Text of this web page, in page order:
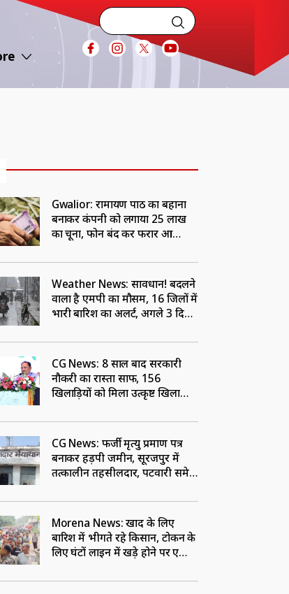
Gwalior: रामायण पाठ का बहाना
बनाकर कंपनी को लगाया 25 लाख
का चूना, फोन बंद कर फरार हुआ
Weather News: सावधान! बदलने
वाला है एमपी का मौसम, 16 जिलों में
भारी बारिश का अलर्ट, अगले 3 दिन
CG News: 8 साल बाद सरकारी
नौकरी का रास्ता साफ, 156
खिलाड़ियों को मिला उत्कृष्ट खिलाड़ी
CG News: फर्जी मृत्यु प्रमाण पत्र
बनाकर हड़पी जमीन, सूरजपुर में
तत्कालीन तहसीलदार, पटवारी समेत
Morena News: खाद के लिए
बारिश में भीगते रहे किसान, टोकन के
लिए घंटों लाइन में खड़े होने पर हुए